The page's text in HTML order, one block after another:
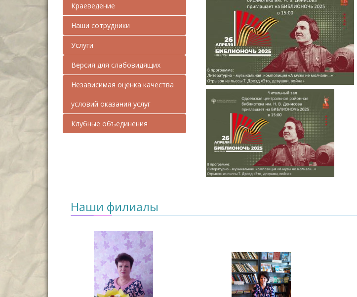
Краеведение
Наши сотрудники
Услуги
Версия для слабовидящих
Независимая оценка качества
условий оказания услуг
Клубные объединения
Наши филиалы